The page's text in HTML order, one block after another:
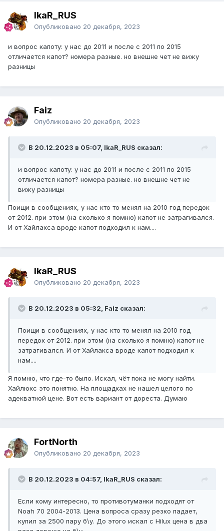
IkaR_RUS
Опубликовано 20 декабря, 2023
и вопрос капоту: у нас до 2011 и после с 2011 по 2015
отличается капот? номера разные. но внешне чет не вижу
разницы
Faiz
Опубликовано 20 декабря, 2023
В 20.12.2023 в 05:07, IkaR_RUS сказал:
и вопрос капоту: у нас до 2011 и после с 2011 по 2015
отличается капот? номера разные. но внешне чет не
вижу разницы
Поищи в сообщениях, у нас кто то менял на 2010 год передок
от 2012. при этом (на сколько я помню) капот не затрагивался.
И от Хайлакса вроде капот подходил к нам....
IkaR_RUS
Опубликовано 20 декабря, 2023
В 20.12.2023 в 05:32, Faiz сказал:
Поищи в сообщениях, у нас кто то менял на 2010 год
передок от 2012. при этом (на сколько я помню) капот не
затрагивался. И от Хайлакса вроде капот подходил к
нам....
Я помню, что где-то было. Искал, чёт пока не могу найти.
Хайлюкс это понятно. На площадках не нашел целого по
адекватной цене. Вот есть вариант от дореста. Думаю
FоrtNorth
Опубликовано 20 декабря, 2023
В 20.12.2023 в 04:57, IkaR_RUS сказал:
Если кому интересно, то противотуманки подходят от
Noah 70 2004-2013. Цена вопроса сразу резко падает,
купил за 2500 пару б\у. До этого искал с Hilux цена в два